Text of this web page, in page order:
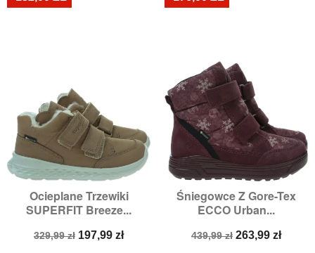
Ocieplane Trzewiki
SUPERFIT Breeze...
Cena
329,99 zł Cena
197,99 zł
Śniegowce Z Gore-Tex
ECCO Urban...
Cena
439,99 zł Cena
263,99 zł